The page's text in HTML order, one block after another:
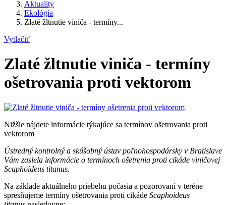
Aktuality
Ekológia
Zlaté žltnutie viniča - termíny...
Vytlačiť
Zlaté žltnutie viniča - termíny
ošetrovania proti vektorom
Nižšie nájdete informácie týkajúce sa termínov ošetrovania proti
vektorom
Ústredný kontrolný a skúšobný ústav poľnohospodársky v Bratislave
Vám zasiela informácie o termínoch ošetrenia proti cikáde viničovej
Scaphoideus titanus.
Na základe aktuálneho priebehu počasia a pozorovaní v teréne
spresňujeme termíny ošetrovania proti cikáde Scaphoideus